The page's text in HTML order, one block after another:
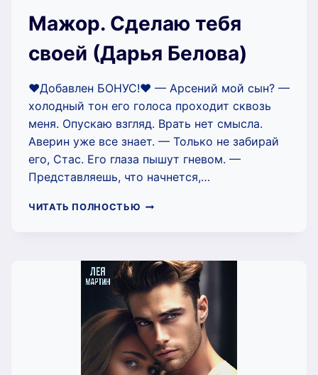
Мажор. Сделаю тебя
своей (Дарья Белова)
❤️Добавлен БОНУС!❤️ — Арсений мой сын? —
холодный тон его голоса проходит сквозь
меня. Опускаю взгляд. Врать нет смысла.
Аверин уже все знает. — Только не забирай
его, Стас. Его глаза пышут гневом. —
Представляешь, что начнется,…
ЧИТАТЬ ПОЛНОСТЬЮ МАЖОР.
(ДАРЬЯ
БЕЛОВА)